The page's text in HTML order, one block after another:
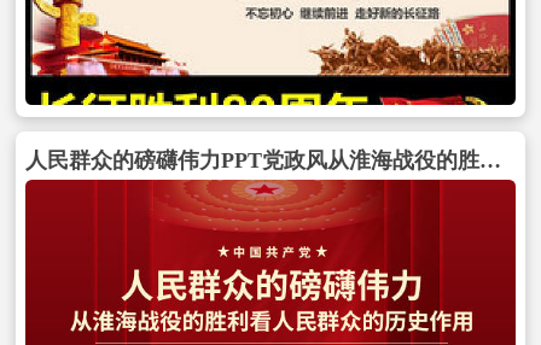
人民群众的磅礴伟力PPT党政风从淮海战役的胜利看人民群众的历史作用党史学习党课包含